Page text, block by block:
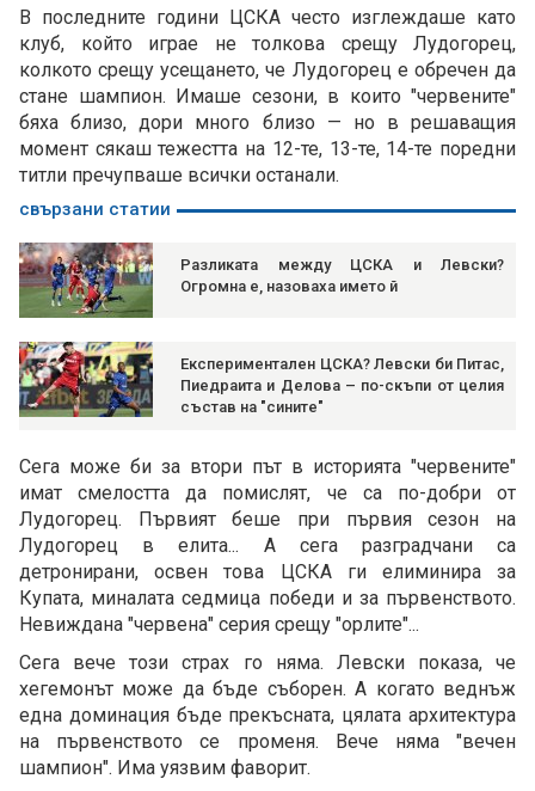
В последните години ЦСКА често изглеждаше като
клуб, който играе не толкова срещу Лудогорец,
колкото срещу усещането, че Лудогорец е обречен да
стане шампион. Имаше сезони, в които "червените"
бяха близо, дори много близо — но в решаващия
момент сякаш тежестта на 12-те, 13-те, 14-те поредни
титли пречупваше всички останали.
свързани статии
Разликата между ЦСКА и Левски?
Огромна е, назоваха името й
Експериментален ЦСКА? Левски би Питас,
Пиедраита и Делова – по-скъпи от целия
състав на "сините"
Сега може би за втори път в историята "червените"
имат смелостта да помислят, че са по-добри от
Лудогорец. Първият беше при първия сезон на
Лудогорец в елита... А сега разградчани са
детронирани, освен това ЦСКА ги елиминира за
Купата, миналата седмица победи и за първенството.
Невиждана "червена" серия срещу "орлите"...
Сега вече този страх го няма. Левски показа, че
хегемонът може да бъде съборен. А когато веднъж
една доминация бъде прекъсната, цялата архитектура
на първенството се променя. Вече няма "вечен
шампион". Има уязвим фаворит.